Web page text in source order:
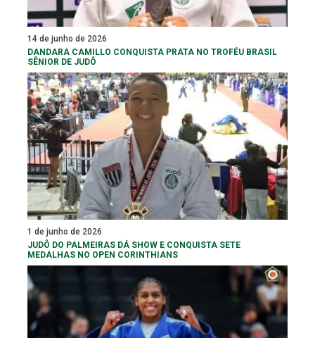
14 de junho de 2026
DANDARA CAMILLO CONQUISTA PRATA NO TROFÉU BRASIL
SÊNIOR DE JUDÔ
1 de junho de 2026
JUDÔ DO PALMEIRAS DÁ SHOW E CONQUISTA SETE
MEDALHAS NO OPEN CORINTHIANS